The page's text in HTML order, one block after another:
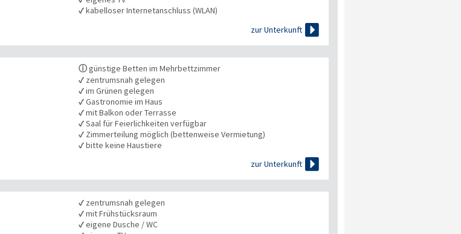
✓kabelloser Internetanschluss (WLAN)
zur Unterkunft 
ⓘgünstige Betten im Mehrbettzimmer
✓ zentrumsnah gelegen
✓im Grünen gelegen
✓Gastronomie im Haus
✓mit Balkon oder Terrasse
✓Saal für Feierlichkeiten verfügbar
✓ Zimmerteilung möglich (bettenweise Vermietung)
✓bitte keine Haustiere
zur Unterkunft 
✓ zentrumsnah gelegen
✓mit Frühstücksraum
✓eigene Dusche / WC